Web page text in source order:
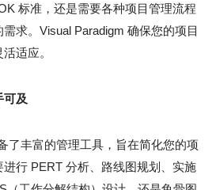
标准，还是需要各种项目管理流程
求。Visual Paradigm 确保您的项目
适应。
可及
了丰富的管理工具，旨在简化您的项
行 PERT 分析、路线图规划、实施